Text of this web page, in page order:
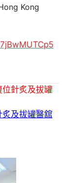
Kong
針炙及拔罐
及拔罐醫舘